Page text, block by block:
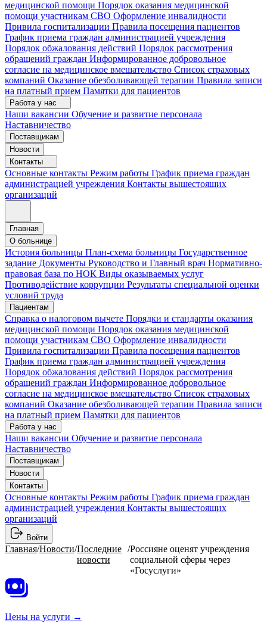
медицинской помощи Порядок оказания медицинской
помощи участникам СВО Оформление инвалидности
Привила госпитализации Правила посещения пациентов
График приема граждан администрацией учреждения
Порядок обжалования действий Порядок рассмотрения
обращений граждан Информированное добровольное
согласие на медицинское вмешательство Список страховых
компаний Оказание обезболивающей терапии Правила записи
на платный прием Памятки для пациентов
Работа у нас
Наши вакансии Обучение и развитие персонала
Наставничество
Поставщикам
Новости
Контакты
Основные контакты Режим работы График приема граждан
администрацией учреждения Контакты вышестоящих
организаций
Главная
О больнице
История больницы План-схема больницы Государственное
задание Документы Руководство и Главный врач Нормативно-
правовая база по НОК Виды оказываемых услуг
Противодействие коррупции Результаты специальной оценки
условий труда
Пациентам
Справка о налоговом вычете Порядки и стандарты оказания
медицинской помощи Порядок оказания медицинской
помощи участникам СВО Оформление инвалидности
Привила госпитализации Правила посещения пациентов
График приема граждан администрацией учреждения
Порядок обжалования действий Порядок рассмотрения
обращений граждан Информированное добровольное
согласие на медицинское вмешательство Список страховых
компаний Оказание обезболивающей терапии Правила записи
на платный прием Памятки для пациентов
Работа у нас
Наши вакансии Обучение и развитие персонала
Наставничество
Поставщикам
Новости
Контакты
Основные контакты Режим работы График приема граждан
администрацией учреждения Контакты вышестоящих
организаций
Войти
Главная/Новости/Последние
новости
/Россияне оценят учреждения
социальной сферы через
«Госуслуги»
Цены на услуги →